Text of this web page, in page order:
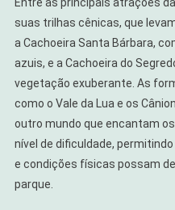
suas trilhas cênicas, que
a Cachoeira Santa Bárbara,
azuis, e a Cachoeira do
vegetação exuberante. As
como o Vale da Lua e os
outro mundo que encantam
nível de dificuldade,
e condições físicas possam
parque.